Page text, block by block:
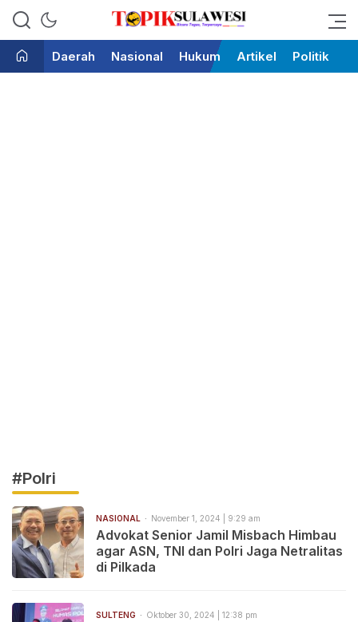
Topik Sulawesi
Bicara Tegas Terpercaya
Daerah
Nasional Hukum Artikel Politik
#Polri
NASIONAL November 1, 2024 | 9:29 am
Advokat Senior Jamil Misbach Himbau
agar ASN, TNI dan Polri Jaga Netralitas
di Pilkada
SULTENG Oktober 30, 2024 | 12:38 pm